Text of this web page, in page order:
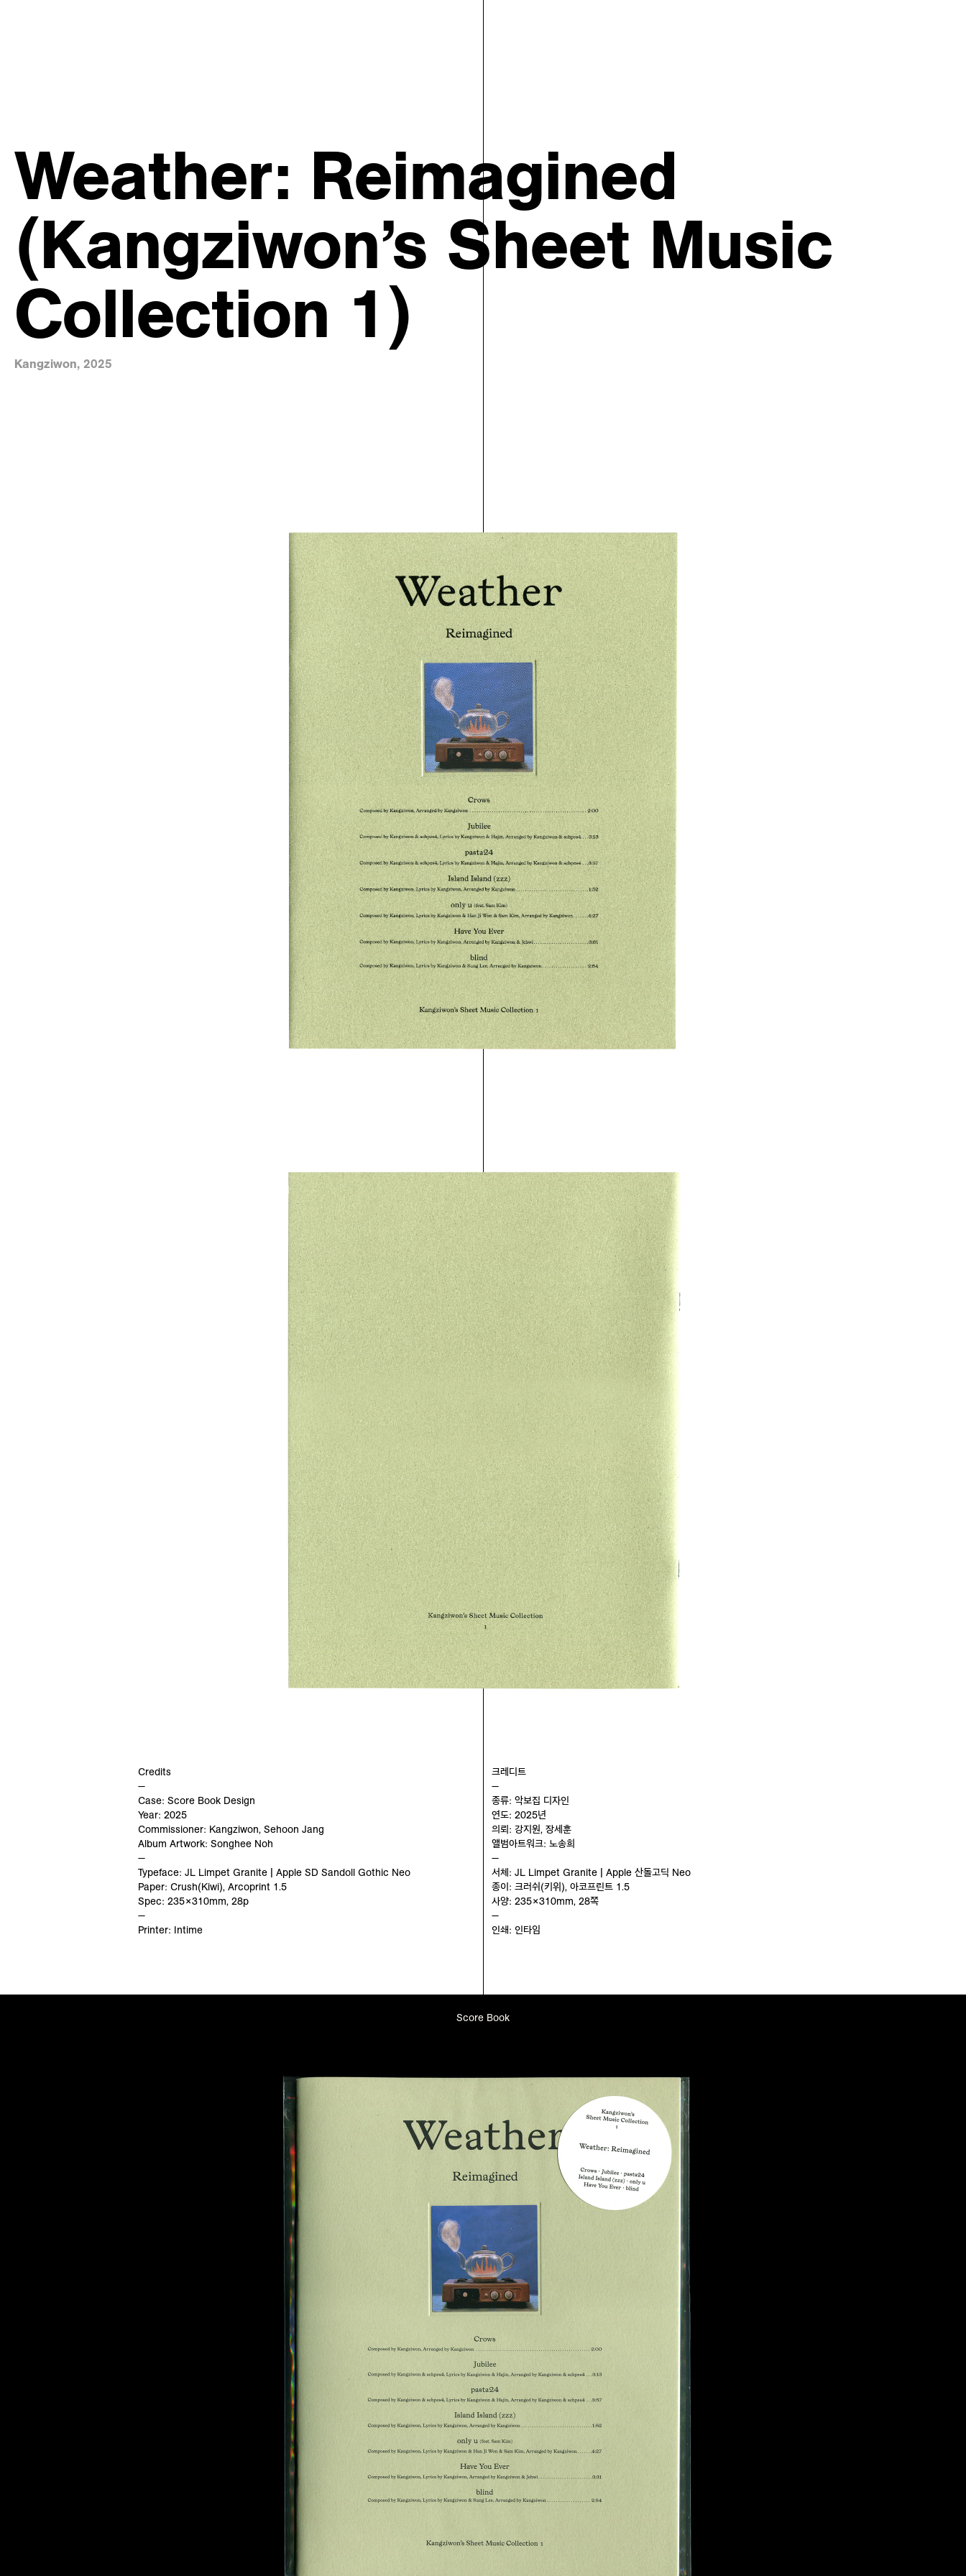
Weather: Reimagined
(Kangziwon’s Sheet Music
Collection 1)
Kangziwon, 2025
Credits
—
Case: Score Book Design
Year: 2025
Commissioner: Kangziwon, Sehoon Jang
Album Artwork: Songhee Noh
—
Typeface: JL Limpet Granite | Apple SD Sandoll Gothic Neo
Paper: Crush(Kiwi), Arcoprint 1.5
Spec: 235×310mm, 28p
—
Printer: Intime
크레디트
—
종류: 악보집 디자인
연도: 2025년
의뢰: 강지원, 장세훈
앨범아트워크: 노송희
—
서체: JL Limpet Granite | Apple 산돌고딕 Neo
종이: 크러쉬(키위), 아코프린트 1.5
사양: 235×310mm, 28쪽
—
인쇄: 인타임
Score Book